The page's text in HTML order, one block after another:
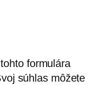
formulára
súhlas môžete